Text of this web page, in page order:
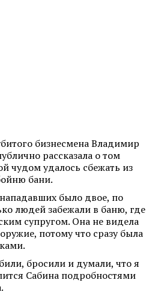
бизнесмена Владимир
рассказала о том
чудом удалось сбежать из
бани.
нападавших было двое, по
людей забежали в баню, где
супругом. Она не видела
потому что сразу была
бросили и думали, что я
Сабина подробностями